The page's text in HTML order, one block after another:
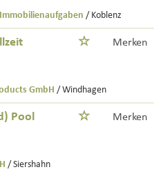
/ Koblenz
Merken
GmbH / Windhagen
Pool
Merken
/ Siershahn